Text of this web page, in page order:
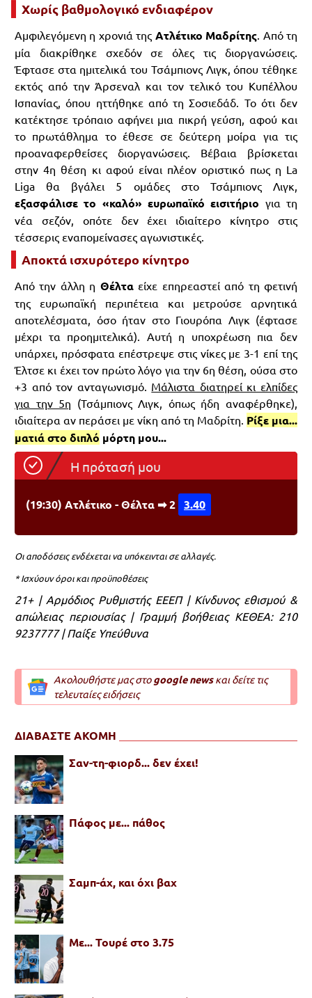
Χωρίς βαθμολογικό ενδιαφέρον
Αμφιλεγόμενη η χρονιά της Ατλέτικο Μαδρίτης. Από τη
μία διακρίθηκε σχεδόν σε όλες τις διοργανώσεις.
Έφτασε στα ημιτελικά του Τσάμπιονς Λιγκ, όπου τέθηκε
εκτός από την Άρσεναλ και τον τελικό του Κυπέλλου
Ισπανίας, όπου ηττήθηκε από τη Σοσιεδάδ. Το ότι δεν
κατέκτησε τρόπαιο αφήνει μια πικρή γεύση, αφού και
το πρωτάθλημα το έθεσε σε δεύτερη μοίρα για τις
προαναφερθείσες διοργανώσεις. Βέβαια βρίσκεται
στην 4η θέση κι αφού είναι πλέον οριστικό πως η La
Liga θα βγάλει 5 ομάδες στο Τσάμπιονς Λιγκ,
εξασφάλισε το «καλό» ευρωπαϊκό εισιτήριο για τη
νέα σεζόν, οπότε δεν έχει ιδιαίτερο κίνητρο στις
τέσσερις εναπομείνασες αγωνιστικές.
Αποκτά ισχυρότερο κίνητρο
Από την άλλη η Θέλταείχε επηρεαστεί από τη φετινή
της ευρωπαϊκή περιπέτεια και μετρούσε αρνητικά
αποτελέσματα, όσο ήταν στο Γιουρόπα Λιγκ (έφτασε
μέχρι τα προημιτελικά). Αυτή η υποχρέωση πια δεν
υπάρχει, πρόσφατα επέστρεψε στις νίκες με 3-1 επί της
Έλτσε κι έχει τον πρώτο λόγο για την 6η θέση, ούσα στο
+3 από τον ανταγωνισμό. Μάλιστα διατηρεί κι ελπίδες
για την 5η (Τσάμπιονς Λιγκ, όπως ήδη αναφέρθηκε),
ιδιαίτερα αν περάσει με νίκη από τη Μαδρίτη. Ρίξε μια...
ματιά στο διπλό μόρτη μου...
Η πρότασή μου
(19:30) Ατλέτικο - Θέλτα ➡ 2 3.40
Οι αποδόσεις ενδέχεται να υπόκεινται σε αλλαγές.
* Ισχύουν όροι και προϋποθέσεις
21+ | Αρμόδιος Ρυθμιστής ΕΕΕΠ | Κίνδυνος εθισμού &
απώλειας περιουσίας | Γραμμή βοήθειας ΚΕΘΕΑ: 210
9237777 | Παίξε Υπεύθυνα
Ακολουθήστε μας στοgoogle newsκαι δείτε τις
τελευταίες ειδήσεις
ΔΙΑΒΑΣΤΕ ΑΚΟΜΗ
Σαν-τη-φιορδ... δεν έχει!
Πάφος με... πάθος
Σαμπ-άχ, και όχι βαχ
Με... Τουρέ στο 3.75